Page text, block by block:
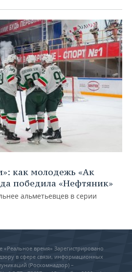
как молодежь «Ак
победила «Нефтяник»
альметьевцев в серии
«Реальное время» Зарегистрировано
в сфере связи, информационных
(Роскомнадзор) –